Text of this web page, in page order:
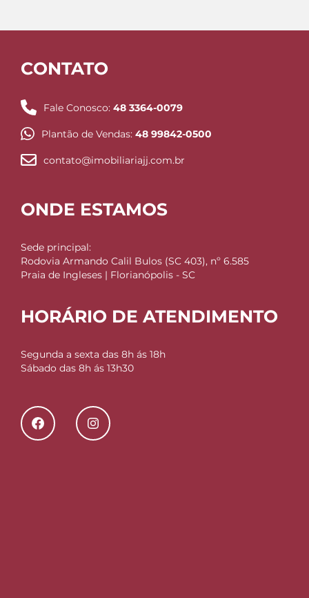
CONTATO
Fale Conosco: 48 3364-0079
Plantão de Vendas: 48 99842-0500
contato@imobiliariajj.com.br
ONDE ESTAMOS
Sede principal:
Rodovia Armando Calil Bulos (SC 403), nº 6.585
Praia de Ingleses | Florianópolis - SC
HORÁRIO DE ATENDIMENTO
Segunda a sexta das 8h ás 18h
Sábado das 8h ás 13h30